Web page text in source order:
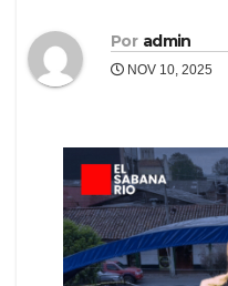
Por admin
NOV 10, 2025